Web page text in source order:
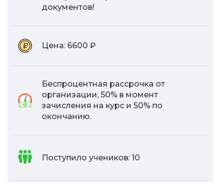
документов!
Цена: 6600 ₽
Беспроцентная рассрочка от
организации, 50% в момент
зачисления на курс и 50% по
окончанию.
Поступило учеников: 10